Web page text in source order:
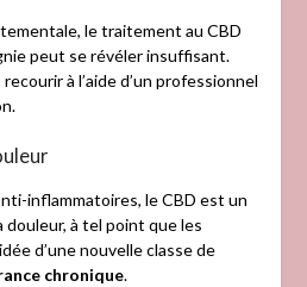
le traitement au CBD
peut se révéler insuffisant.
à l’aide d’un professionnel
inflammatoires, le CBD est un
douleur, à tel point que les
d’une nouvelle classe de
chronique.